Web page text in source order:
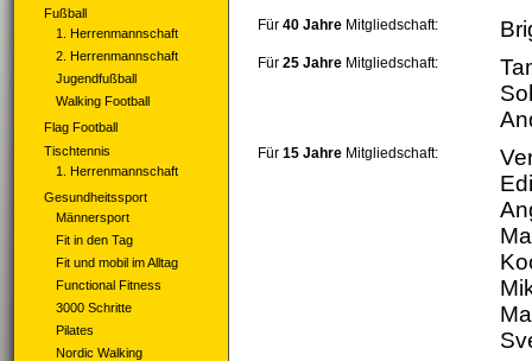
Fußball
1. Herrenmannschaft
2. Herrenmannschaft
Jugendfußball
Walking Football
Flag Football
Tischtennis
1. Herrenmannschaft
Gesundheitssport
Männersport
Fit in den Tag
Fit und mobil im Alltag
Functional Fitness
3000 Schritte
Pilates
Nordic Walking
Für 40 Jahre Mitgliedschaft:
Für 25 Jahre Mitgliedschaft:
Für 15 Jahre Mitgliedschaft: